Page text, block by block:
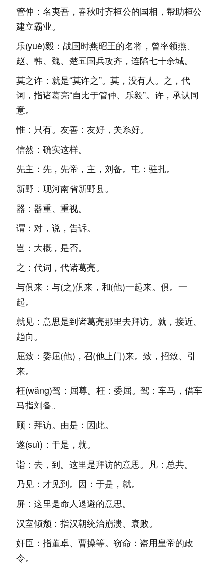
管仲：名夷吾，春秋时齐桓公的国相，帮助桓公
建立霸业。
乐(yuè)毅：战国时燕昭王的名将，曾率领燕、
赵、韩、魏、楚五国兵攻齐，连陷七十余城。
莫之许：就是“莫许之”。莫，没有人。之，代
词，指诸葛亮“自比于管仲、乐毅”。许，承认同
意。
惟：只有。友善：友好，关系好。
信然：确实这样。
先主：先，先帝，主，刘备。屯：驻扎。
新野：现河南省新野县。
器：器重、重视。
谓：对，说，告诉。
岂：大概，是否。
之：代词，代诸葛亮。
与俱来：与(之)俱来，和(他)一起来。俱。一
起。
就见：意思是到诸葛亮那里去拜访。就，接近、
趋向。
屈致：委屈(他)，召(他上门)来。致，招致、引
来。
枉(wǎng)驾：屈尊。枉：委屈。驾：车马，借车
马指刘备。
顾：拜访。由是：因此。
遂(suì)：于是，就。
诣：去，到。这里是拜访的意思。凡：总共。
乃见：才见到。因：于是，就。
屏：这里是命人退避的意思。
汉室倾颓：指汉朝统治崩溃、衰败。
奸臣：指董卓、曹操等。窃命：盗用皇帝的政
令。